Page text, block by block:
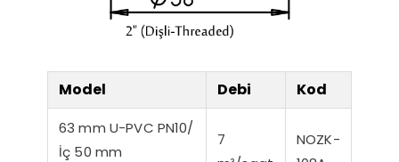
Model Debi Kod
63 mm U-PVC PN10/
İç 50 mm
7
NOZK-